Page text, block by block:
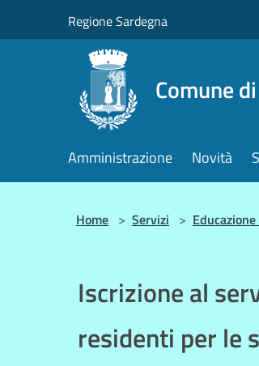
Regione Sardegna
Comune
Amministrazione Novità
Home > Servizi >
Iscrizione al
residenti per le